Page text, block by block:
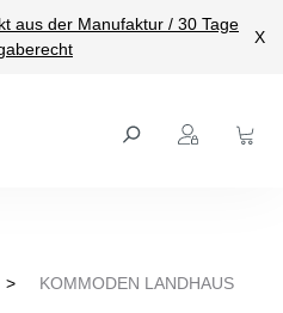
aus der Manufaktur / 30 Tage
X
> KOMMODEN LANDHAUS